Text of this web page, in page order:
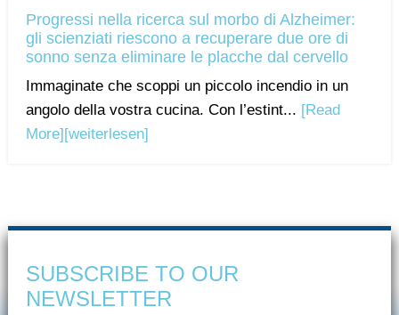
Progressi nella ricerca sul morbo di Alzheimer:
gli scienziati riescono a recuperare due ore di
sonno senza eliminare le placche dal cervello
Immaginate che scoppi un piccolo incendio in un
angolo della vostra cucina. Con l’estint... [Read
More][weiterlesen]
SUBSCRIBE TO OUR
NEWSLETTER